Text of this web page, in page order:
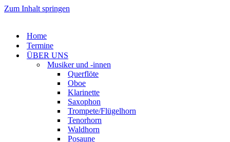
Zum Inhalt springen
Home
Termine
ÜBER UNS
Musiker und -innen
Querflöte
Oboe
Klarinette
Saxophon
Trompete/Flügelhorn
Tenorhorn
Waldhorn
Posaune